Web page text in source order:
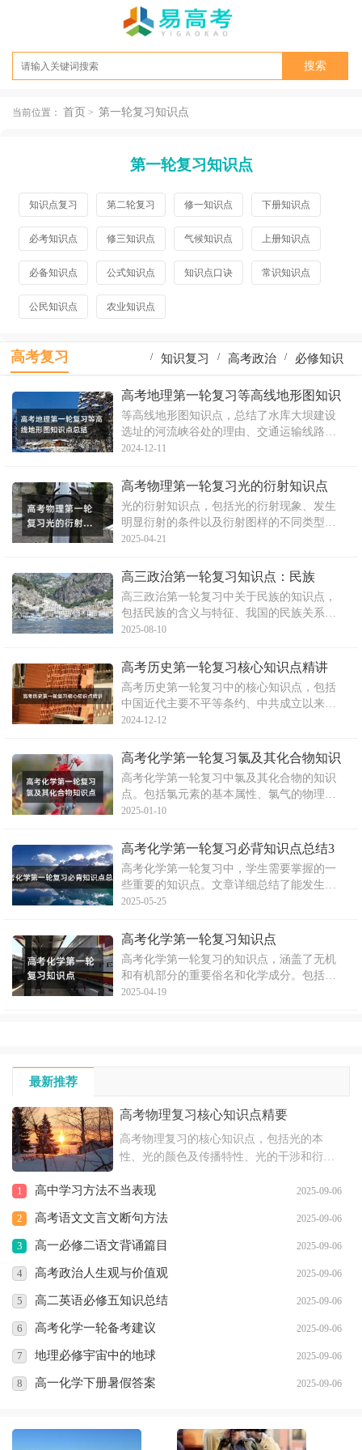
当前位置： 首页 > 第一轮复习知识点
第一轮复习知识点
知识点复习 第二轮复习 修一知识点 下册知识点
必考知识点 修三知识点 气候知识点 上册知识点
必备知识点 公式知识点 知识点口诀 常识知识点
公民知识点 农业知识点
高考复习 必修知识
/
高考政治
/
知识复习
/
地理知识
/
高考物理
/
一轮复习
/
生物知识
/
识点复习
/
物理复习
/
高考地理第一轮复习等高线地形图知识
点总结
等高线地形图知识点，总结了水库大坝建设
选址的河流峡谷处的理由、交通运输线路选
择的依据等。还阐述了确定为盆地的地理判
田的理由等。同时提及登山选择线路时考虑
地形坡度等因素。这些知识点总结对高考地
理第一轮复习的考生有所
2024-12-11
高考物理第一轮复习光的衍射知识点
光的衍射知识点，包括光的衍射现象、发生
明显衍射的条件以及衍射图样的不同类型。
文章指出光在遇到障碍物时会偏离直线传播
时，才会发生明显的衍射现象。文章还介绍
了单缝衍射、圆孔衍射和泊松亮斑的特点，
旨在为高考物理第一轮复
2025-04-21
高三政治第一轮复习知识点：民族
高三政治第一轮复习中关于民族的知识点，
包括民族的含义与特征、我国的民族关系以
及处理民族关系的三大原则，即民族平等、
阐述了这三个原则的内涵、原因和措施，强
调了三原则之间的关系。
2025-08-10
高考历史第一轮复习核心知识点精讲
高考历史第一轮复习中的核心知识点，包括
中国近代主要不平等条约、中共成立以来召
开的会议以及中共不同时期的土地政策。文
和意义，有助于考生系统复习和深入理解相
2024-12-12
高考化学第一轮复习氯及其化合物知识
点
高考化学第一轮复习中氯及其化合物的知识
点。包括氯元素的基本属性、氯气的物理与
化学性质、氯气的用途以及氯离子的检验方
质、在自然界的存在形式及其在工业和生活
中的应用。同时，也介绍了氯离子的检测方
法。
2025-01-10
高考化学第一轮复习必背知识点总结3
高考化学第一轮复习中，学生需要掌握的一
些重要的知识点。文章详细总结了能发生加
聚反应、银镜反应的物质，以及与溴水反
律性知识。同时，文章还讨论了最简式相同
的有机物以及同分异构体的相关知识。
2025-05-25
高考化学第一轮复习知识点
高考化学第一轮复习的知识点，涵盖了无机
和有机部分的重要俗名和化学成分。包括各
种化合物的命名、成分及其特性等，为高考
2025-04-19
最新推荐
高考物理复习核心知识点精要
高考物理复习的核心知识点，包括光的本
性、光的颜色及传播特性、光的干涉和衍射
电流的相关知识，如电流强度、欧姆定律、
电阻、电阻定律、闭合电路欧姆定律和电功
1 2025-09-06
高中学习方法不当表现
2 2025-09-06
高考语文文言文断句方法
3 2025-09-06
高一必修二语文背诵篇目
4 2025-09-06
高考政治人生观与价值观
5 2025-09-06
高二英语必修五知识总结
6 2025-09-06
高考化学一轮备考建议
7 2025-09-06
地理必修宇宙中的地球
8 2025-09-06
高一化学下册暑假答案